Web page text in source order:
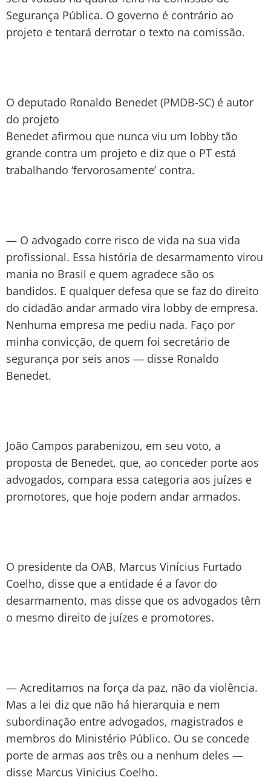
Segurança Pública. O governo é contrário ao
projeto e tentará derrotar o texto na comissão.
O deputado Ronaldo Benedet (PMDB-SC) é autor
do projeto
Benedet afirmou que nunca viu um lobby tão
grande contra um projeto e diz que o PT está
trabalhando ‘fervorosamente’ contra.
— O advogado corre risco de vida na sua vida
profissional. Essa história de desarmamento virou
mania no Brasil e quem agradece são os
bandidos. E qualquer defesa que se faz do direito
do cidadão andar armado vira lobby de empresa.
Nenhuma empresa me pediu nada. Faço por
minha convicção, de quem foi secretário de
segurança por seis anos — disse Ronaldo
Benedet.
João Campos parabenizou, em seu voto, a
proposta de Benedet, que, ao conceder porte aos
advogados, compara essa categoria aos juízes e
promotores, que hoje podem andar armados.
O presidente da OAB, Marcus Vinícius Furtado
Coelho, disse que a entidade é a favor do
desarmamento, mas disse que os advogados têm
o mesmo direito de juízes e promotores.
— Acreditamos na força da paz, não da violência.
Mas a lei diz que não há hierarquia e nem
subordinação entre advogados, magistrados e
membros do Ministério Público. Ou se concede
porte de armas aos três ou a nenhum deles —
disse Marcus Vinicius Coelho.